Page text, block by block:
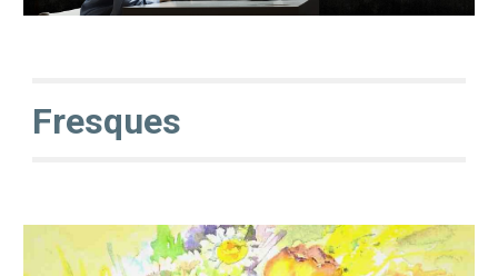
Fresques